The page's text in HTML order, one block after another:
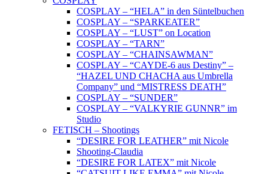
COSPLAY – “HELA” in den Süntelbuchen
COSPLAY – “SPARKEATER”
COSPLAY – “LUST” on Location
COSPLAY – “TARN”
COSPLAY – “CHAINSAWMAN”
COSPLAY – “CAYDE-6 aus Destiny” –
“HAZEL UND CHACHA aus Umbrella
Company” und “MISTRESS DEATH”
COSPLAY – “SUNDER”
COSPLAY – “VALKYRIE GUNNR” im
Studio
FETISCH – Shootings
“DESIRE FOR LEATHER” mit Nicole
Shooting-Claudia
“DESIRE FOR LATEX” mit Nicole